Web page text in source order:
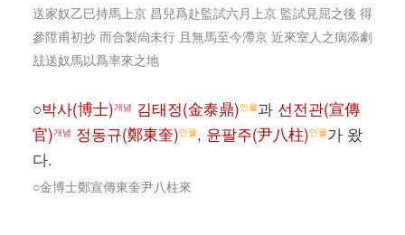
送家奴乙巳持馬上京 昌兒爲赴監試六月上京 監試見屈之後 得
參陞甫初抄 而合製尙未行 且無馬至今滯京 近來室人之病添劇
玆送奴馬以爲率來之地
○박사(博士)개념 김태정(金泰鼎)인물과 선전관(宣傳
官)개념 정동규(鄭東奎)인물, 윤팔주(尹八柱)인물가 왔
다.
○金博士鄭宣傳東奎尹八柱來